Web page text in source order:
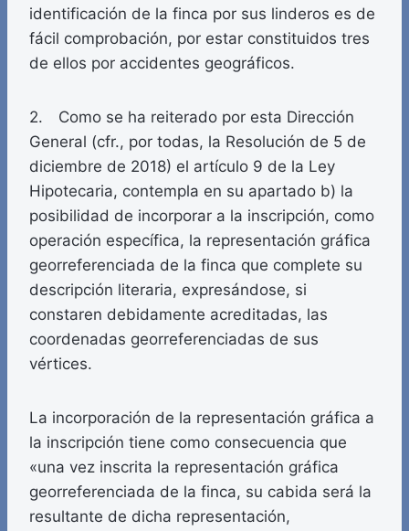
identificación de la finca por sus linderos es de
fácil comprobación, por estar constituidos tres
de ellos por accidentes geográficos.
2. Como se ha reiterado por esta Dirección
General (cfr., por todas, la Resolución de 5 de
diciembre de 2018) el artículo 9 de la Ley
Hipotecaria, contempla en su apartado b) la
posibilidad de incorporar a la inscripción, como
operación específica, la representación gráfica
georreferenciada de la finca que complete su
descripción literaria, expresándose, si
constaren debidamente acreditadas, las
coordenadas georreferenciadas de sus
vértices.
La incorporación de la representación gráfica a
la inscripción tiene como consecuencia que
«una vez inscrita la representación gráfica
georreferenciada de la finca, su cabida será la
resultante de dicha representación,